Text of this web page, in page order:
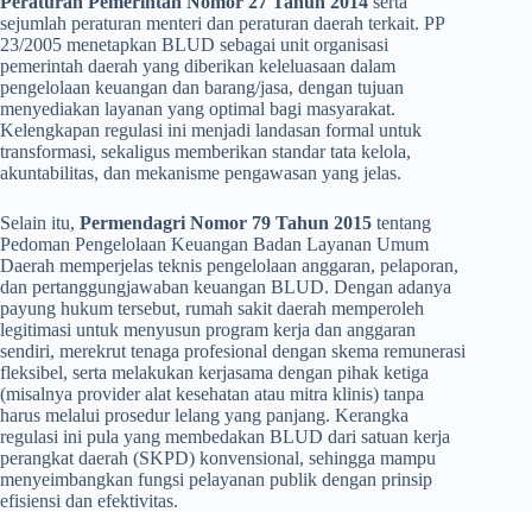
sejumlah peraturan menteri dan peraturan daerah terkait. PP
23/2005 menetapkan BLUD sebagai unit organisasi
pemerintah daerah yang diberikan keleluasaan dalam
pengelolaan keuangan dan barang/jasa, dengan tujuan
menyediakan layanan yang optimal bagi masyarakat.
Kelengkapan regulasi ini menjadi landasan formal untuk
transformasi, sekaligus memberikan standar tata kelola,
akuntabilitas, dan mekanisme pengawasan yang jelas.
Selain itu, Permendagri Nomor 79 Tahun 2015 tentang
Pedoman Pengelolaan Keuangan Badan Layanan Umum
Daerah memperjelas teknis pengelolaan anggaran, pelaporan,
dan pertanggungjawaban keuangan BLUD. Dengan adanya
payung hukum tersebut, rumah sakit daerah memperoleh
legitimasi untuk menyusun program kerja dan anggaran
sendiri, merekrut tenaga profesional dengan skema remunerasi
fleksibel, serta melakukan kerjasama dengan pihak ketiga
(misalnya provider alat kesehatan atau mitra klinis) tanpa
harus melalui prosedur lelang yang panjang. Kerangka
regulasi ini pula yang membedakan BLUD dari satuan kerja
perangkat daerah (SKPD) konvensional, sehingga mampu
menyeimbangkan fungsi pelayanan publik dengan prinsip
efisiensi dan efektivitas.